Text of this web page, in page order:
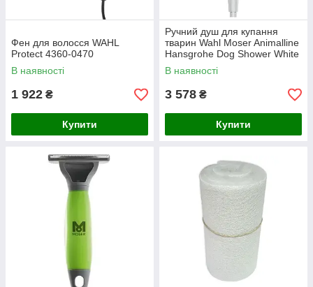
Фен для волосся WAHL
Protect 4360-0470
В наявності
1 922 ₴
Купити
Ручний душ для купання
тварин Wahl Moser Animalline
Hansgrohe Dog Shower White
2999-7015
В наявності
3 578 ₴
Купити